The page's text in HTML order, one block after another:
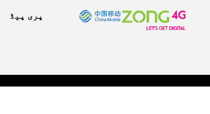
پری پیڈ